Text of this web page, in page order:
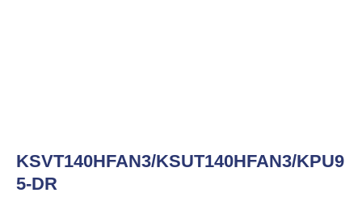
KSVT140HFAN3/KSUT140HFAN3/KPU9
5-DR